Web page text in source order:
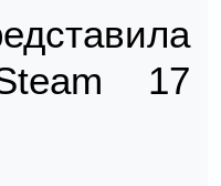
17